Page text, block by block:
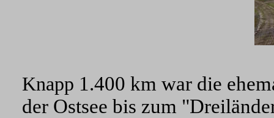
Knapp 1.400 km war die
der Ostsee bis zum